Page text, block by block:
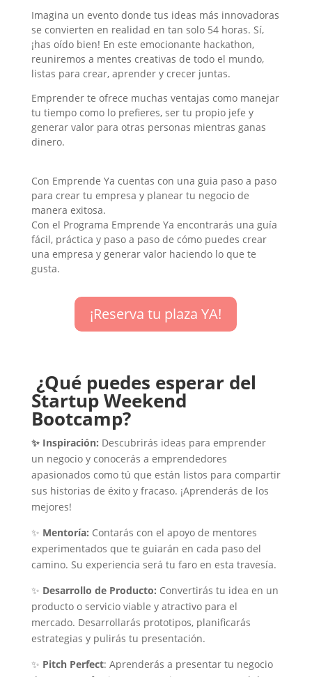
Imagina un evento donde tus ideas más innovadoras
se convierten en realidad en tan solo 54 horas. Sí,
¡has oído bien! En este emocionante hackathon,
reuniremos a mentes creativas de todo el mundo,
listas para crear, aprender y crecer juntas.
Emprender te ofrece muchas ventajas como manejar
tu tiempo como lo prefieres, ser tu propio jefe y
generar valor para otras personas mientras ganas
dinero.
Con Emprende Ya cuentas con una guia paso a paso
para crear tu empresa y planear tu negocio de
manera exitosa.
Con el Programa Emprende Ya encontrarás una guía
fácil, práctica y paso a paso de cómo puedes crear
una empresa y generar valor haciendo lo que te
gusta.
¡Reserva tu plaza YA!
¿Qué puedes esperar del
Startup Weekend
Bootcamp?
✨ Inspiración: Descubrirás ideas para emprender
un negocio y conocerás a emprendedores
apasionados como tú que están listos para compartir
sus historias de éxito y fracaso. ¡Aprenderás de los
mejores!
✨ Mentoría: Contarás con el apoyo de mentores
experimentados que te guiarán en cada paso del
camino. Su experiencia será tu faro en esta travesía.
✨ Desarrollo de Producto: Convertirás tu idea en un
producto o servicio viable y atractivo para el
mercado. Desarrollarás prototipos, planificarás
estrategias y pulirás tu presentación.
✨ Pitch Perfect: Aprenderás a presentar tu negocio